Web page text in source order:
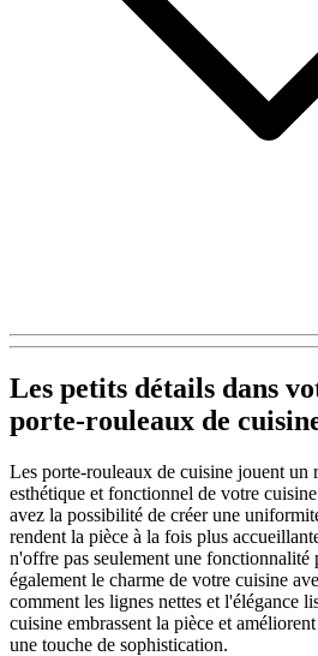
Les petits détails dans
porte-rouleaux de
Les porte-rouleaux de cuisine jouent un
esthétique et fonctionnel de votre
avez la possibilité de créer une
rendent la pièce à la fois plus
n'offre pas seulement une fonctionnalité
également le charme de votre cuisine
comment les lignes nettes et l'élégance
cuisine embrassent la pièce et
une touche de sophistication.